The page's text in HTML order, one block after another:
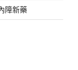
障新藥